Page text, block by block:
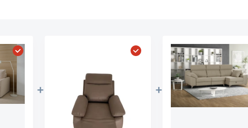
Plazas Capri"
Elegir "Sofá Cama Alta Gama 3 Plazas Eden"Elegir "Sofa Reclinable Greta